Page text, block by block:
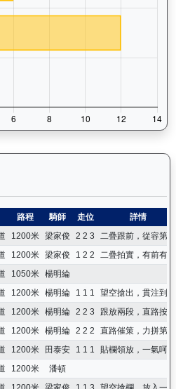
）— 試閘賽果紀錄：查看馬匹所
路程 騎師 走位
詳情
1200米 梁家俊 2 2 3
二疊跟前，從容第三
1200米 梁家俊 1 2 2
二疊拍實，有前有後
1050米 楊明綸
1200米 楊明綸 1 1 1
望空搶出，貫注到底
1200米 楊明綸 2 2 3
跟放兩段，直路按返
1200米 楊明綸 2 2 2
直路催策，力拼第二
1200米 田泰安 1 1 1
貼欄領放，一氣呵成
1200米
潘頓